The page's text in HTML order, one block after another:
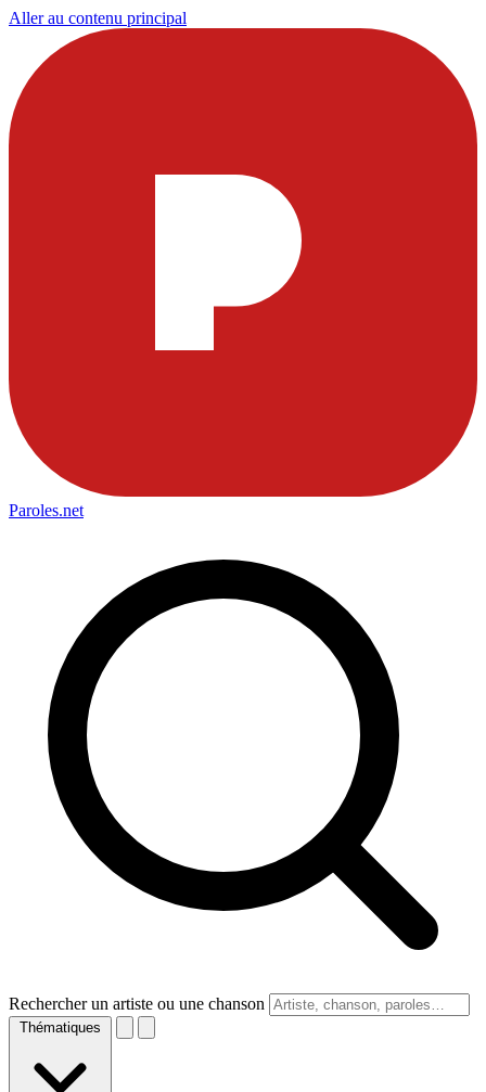
Aller au contenu principal
Paroles.net
Rechercher un artiste ou une chanson
Thématiques